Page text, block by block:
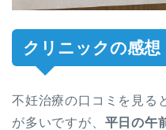
クリニックの感想
不妊治療の口コミを見る
が多いですが、 平日の午